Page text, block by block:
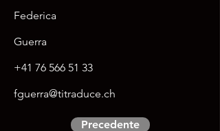
Federica
Guerra
+41 76 566 51 33
fguerra@titraduce.ch
Precedente